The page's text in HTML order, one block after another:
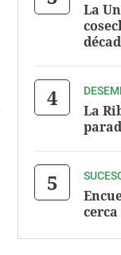
La
La